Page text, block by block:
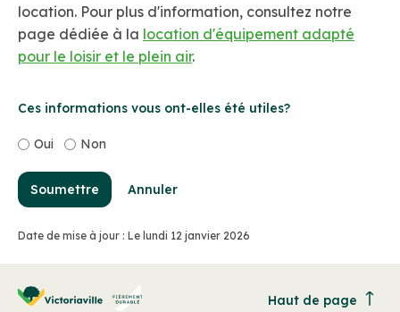
location. Pour plus d'information, consultez notre
page dédiée à la location d'équipement adapté
pour le loisir et le plein air.
Ces informations vous ont-elles été utiles?
Oui Non
Soumettre Annuler
Date de mise à jour : Le lundi 12 janvier 2026
Haut de page